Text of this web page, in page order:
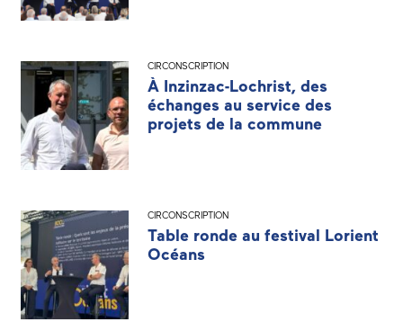
CIRCONSCRIPTION
À Inzinzac-Lochrist, des
échanges au service des
projets de la commune
CIRCONSCRIPTION
Table ronde au festival Lorient
Océans